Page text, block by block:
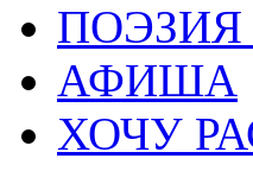
АФИША
ХОЧУ